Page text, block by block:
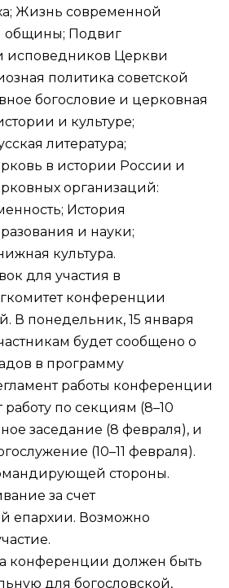
Жизнь современной
общины; Подвиг
исповедников Церкви
политика советской
богословие и церковная
и культуре;
литература;
в истории России и
организаций:
История
и науки;
культура.
для участия в
конференции
В понедельник, 15 января
будет сообщено о
в программу
работы конференции
по секциям (8–10
заседание (8 февраля), и
(10–11 февраля).
стороны.
за счет
епархии. Возможно
конференции должен быть
для богословской,